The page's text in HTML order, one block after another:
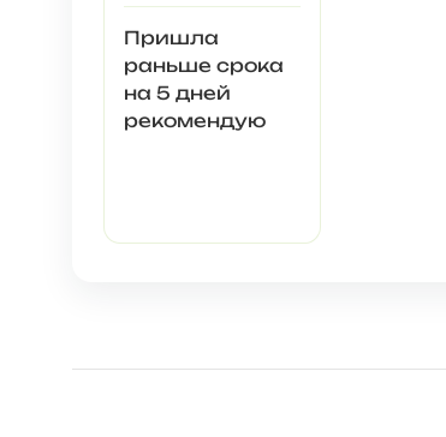
Пришла
раньше срока
на 5 дней
рекомендую